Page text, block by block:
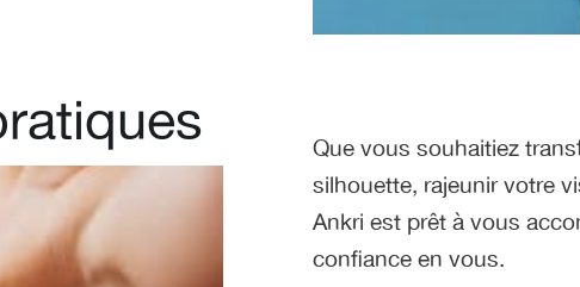
Que vous souhaitiez
silhouette, rajeunir votre
Ankri est prêt à vous
confiance en vous.